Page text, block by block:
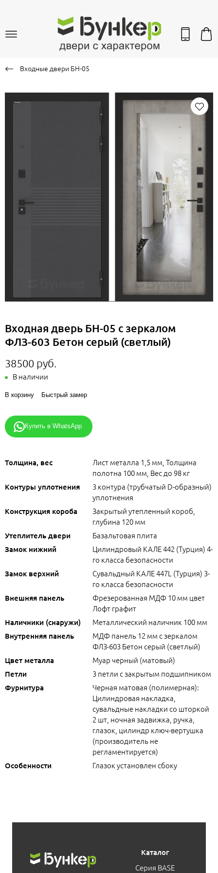
Входные двери БН-05
Входная дверь БН-05 с зеркалом
ФЛЗ-603 Бетон серый (светлый)
38500 руб.
В наличии
В корзину Быстрый замер
Купить в WhatsApp
Толщина, вес
Лист металла 1,5 мм, Толщина
полотна 100 мм, Вес до 98 кг
Контуры уплотнения
3 контура (трубчатый D-образный)
уплотнения
Конструкция короба
Закрытый утепленный короб,
глубина 120 мм
Утеплитель двери Базальтовая плита
Замок нижний
Цилиндровый КАЛЕ 442 (Турция) 4-
го класса безопасности
Замок верхний
Сувальдный КАЛЕ 447L (Турция) 3-
го класса безопасности
Внешняя панель
Фрезерованная МДФ 10 мм цвет
Лофт графит
Наличники (снаружи) Металлический наличник 100 мм
Внутренняя панель
МДФ панель 12 мм с зеркалом
ФЛЗ-603 Бетон серый (светлый)
Цвет металла Муар черный (матовый)
Петли 3 петли с закрытым подшипником
Фурнитура
Черная матовая (полимерная):
Цилиндровая накладка,
сувальдные накладки со шторкой
2 шт, ночная задвижка, ручка,
глазок, цилиндр ключ-вертушка
(производитель не
регламентируется)
Особенности Глазок установлен сбоку
Каталог
Серия BASE